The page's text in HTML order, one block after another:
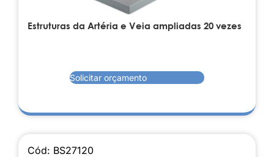
Estruturas da Artéria e Veia ampliadas 20 vezes
Solicitar orçamento
Cód: BS27120